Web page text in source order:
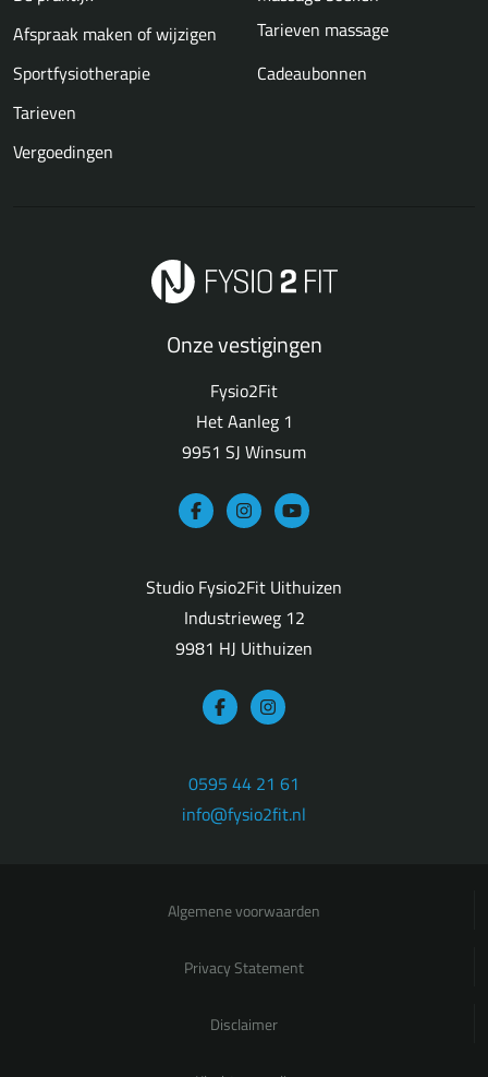
Onze vestigingen
Fysio2Fit
Het Aanleg 1
9951 SJ Winsum
Studio Fysio2Fit Uithuizen
Industrieweg 12
9981 HJ Uithuizen
0595 44 21 61
info@fysio2fit.nl
Afspraak maken of wijzigen
Sportfysiotherapie
Tarieven
Vergoedingen
Tarieven massage
Cadeaubonnen
Algemene voorwaarden
Privacy Statement
Disclaimer